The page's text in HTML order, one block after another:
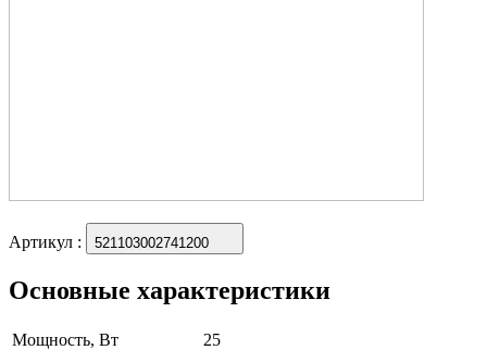
Артикул : 521103002741200
Основные характеристики
Мощность, Вт
25